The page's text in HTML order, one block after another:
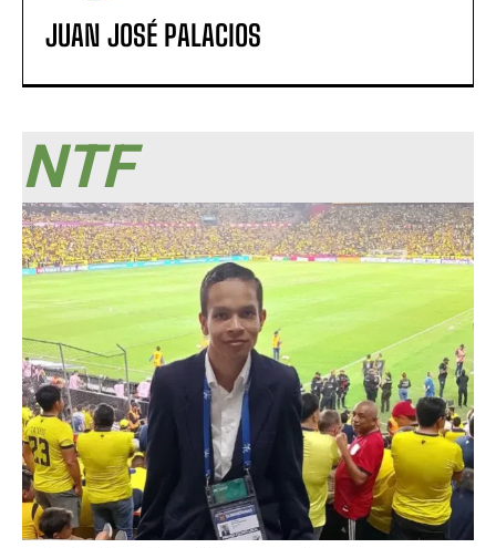
JUAN JOSÉ PALACIOS
NTF